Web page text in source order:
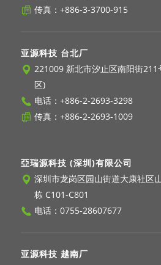
传真：+886-3-3700-915
亚源科技 台北厂
221009 新北市汐止区南阳街211
区)
电话： +886-2-2693-3298
传真：+886-2-2693-1009
亞瑞源科技 (深圳)有限公司
深圳市龙岗区园山街道大康社区
栋 C101-C801
电话： 0755-28607677
亚源科技 越南厂